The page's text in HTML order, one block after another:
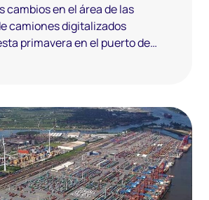
cambios en el área de las
camiones digitalizados
primavera en el puerto de
de terminales Eurogate